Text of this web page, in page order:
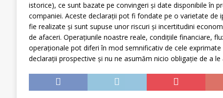
istorice), ce sunt bazate pe convingeri și date disponibile în
companiei. Aceste declarații pot fi fondate pe o varietate de
fie realizate și sunt supuse unor riscuri și incertitudini
de afaceri. Operațiunile noastre reale, condițiile financiare,
operaționale pot diferi în mod semnificativ de cele
declarații prospective și nu ne asumăm nicio obligație de a le